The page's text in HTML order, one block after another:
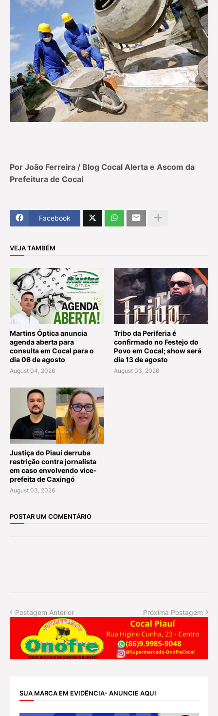
Por João Ferreira / Blog Cocal Alerta e Ascom da
Prefeitura de Cocal
Facebook
VEJA TAMBÉM
Martins Óptica anuncia
agenda aberta para
consulta em Cocal para o
dia 06 de agosto
August 04, 2026
Tribo da Periferia é
confirmado no Festejo do
Povo em Cocal; show será
dia 13 de agosto
August 03, 2026
Justiça do Piauí derruba
restrição contra jornalista
em caso envolvendo vice-
prefeita de Caxingó
August 03, 2026
POSTAR UM COMENTÁRIO
Postagem Anterior Próxima Postagem
SUA MARCA EM EVIDÊNCIA- ANUNCIE AQUI